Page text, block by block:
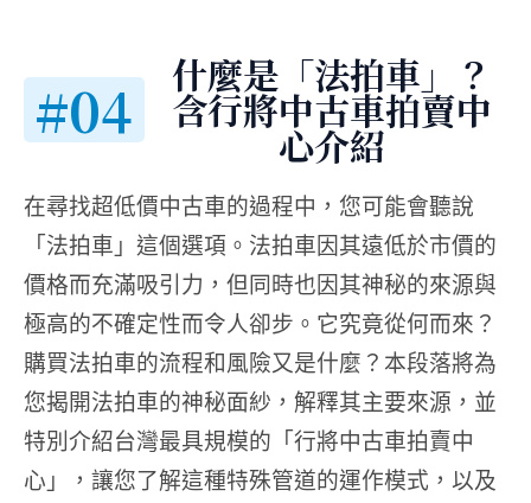
#04 什麼是「法拍車」？
含行將中古車拍賣中
心介紹
在尋找超低價中古車的過程中，您可能會聽說
「法拍車」這個選項。法拍車因其遠低於市價的
價格而充滿吸引力，但同時也因其神秘的來源與
極高的不確定性而令人卻步。它究竟從何而來？
購買法拍車的流程和風險又是什麼？本段落將為
您揭開法拍車的神秘面紗，解釋其主要來源，並
特別介紹台灣最具規模的「行將中古車拍賣中
心」，讓您了解這種特殊管道的運作模式，以及